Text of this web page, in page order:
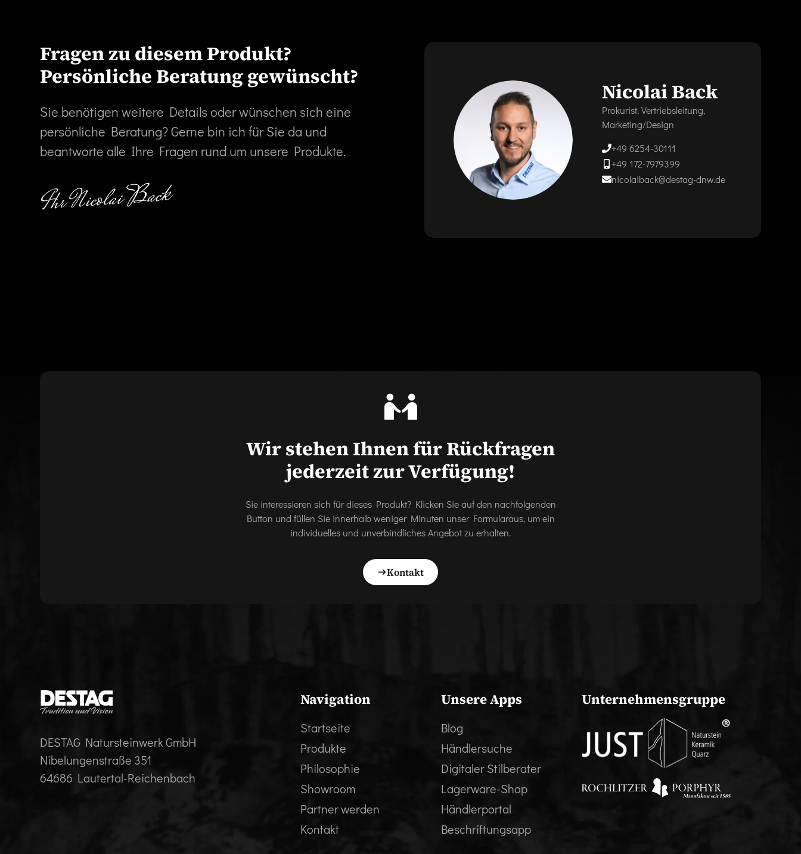
Fragen zu diesem Produkt?
Persönliche Beratung gewünscht?
Sie benötigen weitere Details oder wünschen sich eine
persönliche Beratung? Gerne bin ich für Sie da und
beantworte alle Ihre Fragen rund um unsere Produkte.
Nicolai Back
Prokurist, Vertriebsleitung,
Marketing/Design
+49 6254-30111
+49 172-7979399
nicolaiback@destag-dnw.de
Wir stehen Ihnen für Rückfragen
jederzeit zur Verfügung!
Sie interessieren sich für dieses Produkt? Klicken Sie auf den nachfolgenden
Button und füllen Sie innerhalb weniger Minuten unser Formularaus, um ein
individuelles und unverbindliches Angebot zu erhalten.
Kontakt
DESTAG Natursteinwerk GmbH
Nibelungenstraße 351
64686 Lautertal-Reichenbach
Navigation
Startseite
Produkte
Philosophie
Showroom
Partner werden
Kontakt
Unsere Apps
Blog
Händlersuche
Digitaler Stilberater
Lagerware-Shop
Händlerportal
Beschriftungsapp
Unternehmensgruppe